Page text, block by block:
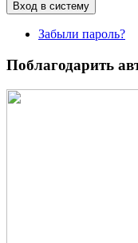
Забыли пароль?
Поблагодарить